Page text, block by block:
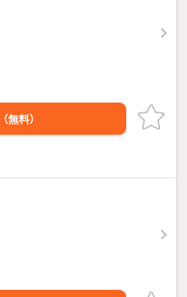
（無料）